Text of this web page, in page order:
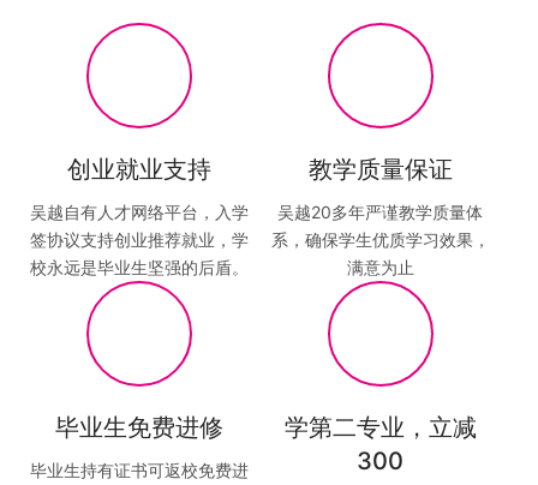
创业就业支持
吴越自有人才网络平台，入学
签协议支持创业推荐就业，学
校永远是毕业生坚强的后盾。
教学质量保证
吴越20多年严谨教学质量体
系，确保学生优质学习效果，
满意为止
毕业生免费进修
毕业生持有证书可返校免费进
学第二专业，立减
300